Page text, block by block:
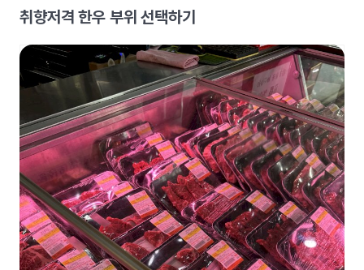
취향저격 한우 부위 선택하기